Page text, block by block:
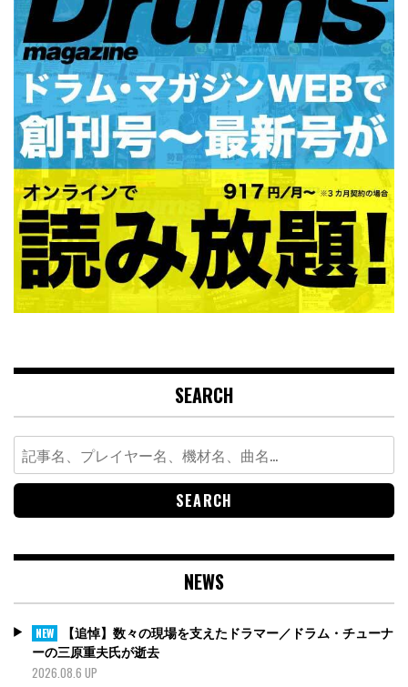
SEARCH
Search
for:
NEWS
NEW
【追悼】数々の現場を支えたドラマー／ドラム・チューナ
ーの三原重夫氏が逝去
2026.08.6 UP